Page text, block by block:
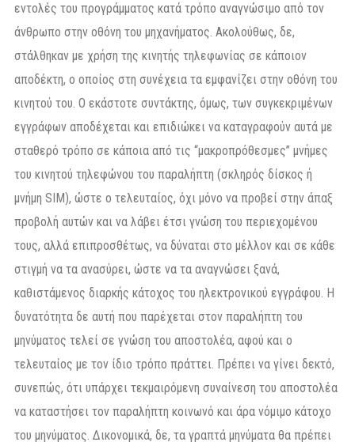
εντολές του προγράμματος κατά τρόπο αναγνώσιμο από τον
άνθρωπο στην οθόνη του μηχανήματος. Ακολούθως, δε,
στάλθηκαν με χρήση της κινητής τηλεφωνίας σε κάποιον
αποδέκτη, ο οποίος στη συνέχεια τα εμφανίζει στην οθόνη του
κινητού του. Ο εκάστοτε συντάκτης, όμως, των συγκεκριμένων
εγγράφων αποδέχεται και επιδιώκει να καταγραφούν αυτά με
σταθερό τρόπο σε κάποια από τις “μακροπρόθεσμες” μνήμες
του κινητού τηλεφώνου του παραλήπτη (σκληρός δίσκος ή
μνήμη SIM), ώστε ο τελευταίος, όχι μόνο να προβεί στην άπαξ
προβολή αυτών και να λάβει έτσι γνώση του περιεχομένου
τους, αλλά επιπροσθέτως, να δύναται στο μέλλον και σε κάθε
στιγμή να τα ανασύρει, ώστε να τα αναγνώσει ξανά,
καθιστάμενος διαρκής κάτοχος του ηλεκτρονικού εγγράφου. Η
δυνατότητα δε αυτή που παρέχεται στον παραλήπτη του
μηνύματος τελεί σε γνώση του αποστολέα, αφού και ο
τελευταίος με τον ίδιο τρόπο πράττει. Πρέπει να γίνει δεκτό,
συνεπώς, ότι υπάρχει τεκμαιρόμενη συναίνεση του αποστολέα
να καταστήσει τον παραλήπτη κοινωνό και άρα νόμιμο κάτοχο
του μηνύματος. Δικονομικά, δε, τα γραπτά μηνύματα θα πρέπει